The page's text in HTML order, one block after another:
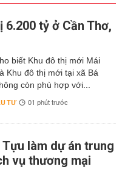
tỷ ở Cần Thơ,
biết Khu đô thị mới Mái
Khu đô thị mới tại xã Bá
còn phù hợp với...
TƯ 01 phút trước
làm dự án trung
vụ thương mại